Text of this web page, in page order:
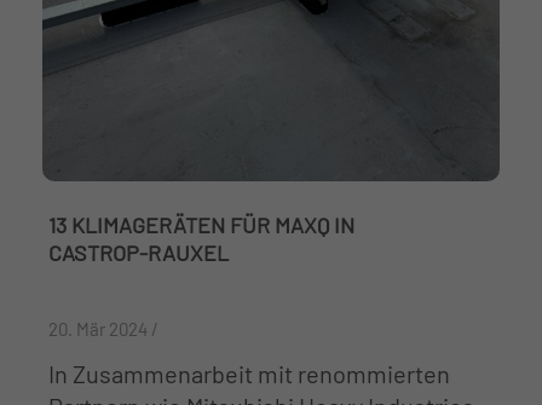
13 KLIMAGERÄTEN FÜR MAXQ IN
CASTROP-RAUXEL
20. Mär 2024 /
In Zusammenarbeit mit renommierten